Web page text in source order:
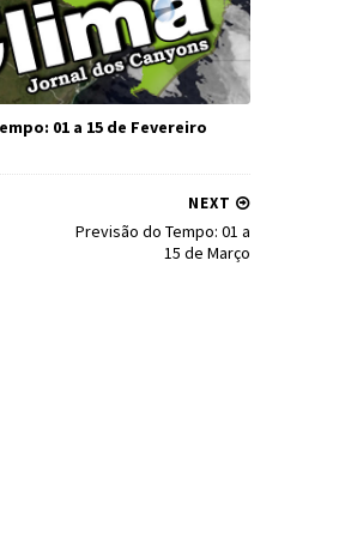
01 a 15 de Fevereiro
NEXT
Previsão do Tempo: 01 a
15 de Março